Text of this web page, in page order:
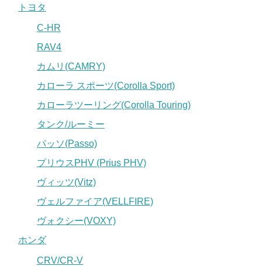
トヨタ
C-HR
RAV4
カムリ(CAMRY)
カローラ スポーツ(Corolla Sport)
カローラツーリング(Corolla Touring)
タンク/ルーミー
パッソ(Passo)
プリウスPHV (Prius PHV)
ヴィッツ(Vitz)
ヴェルファイア(VELLFIRE)
ヴォクシー(VOXY)
ホンダ
CRV/CR-V